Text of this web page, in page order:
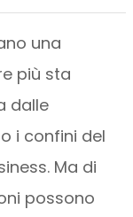
una
più sta
dalle
i confini del
Ma di
possono